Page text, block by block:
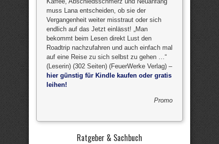
muss Lana entscheiden, ob sie der
Vergangenheit weiter misstraut oder sich
endlich auf das Jetzt einlässt! „Man
bekommt beim Lesen direkt Lust den
Roadtrip nachzufahren und auch einfach mal
auf eine Reise zu sich selbst zu gehen …“
(Leserin) (302 Seiten) (FeuerWerke Verlag) –
hier günstig für Kindle kaufen oder gratis
leihen!
Promo
Ratgeber & Sachbuch